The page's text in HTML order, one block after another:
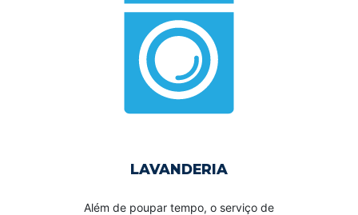
LAVANDERIA
Além de poupar tempo, o serviço de